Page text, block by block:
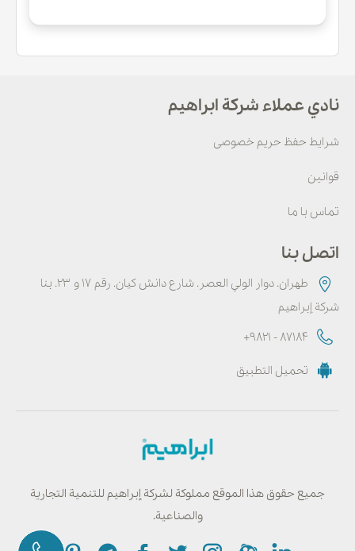
نادي عملاء شركة ابراهيم
شرایط حفظ حریم خصوصی
قوانین
تماس با ما
اتصل بنا
طهران. دوار الولي العصر. شارع دانش كيان. رقم ۱۷ و ۲۳. بنا
شركة إبراهيم
+9821 - 87184
تحميل التطبيق
جميع حقوق هذا الموقع مملوكة لشركة إبراهيم للتنمية التجارية
والصناعية.